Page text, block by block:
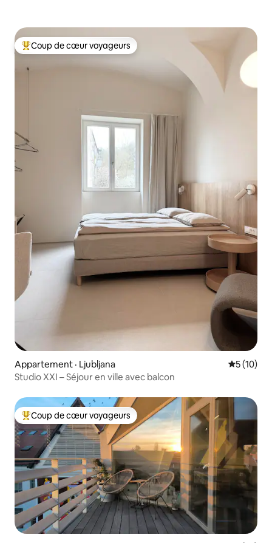
Coup de cœur voyageurs parmi les plus aimés
Coup de cœur voyageurs
Appartement · Ljubljana Note
5 (10)
Studio XXI – Séjour en ville avec balcon
Coup de cœur voyageurs parmi les plus aimés
Coup de cœur voyageurs